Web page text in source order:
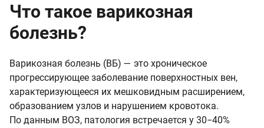
Что такое варикозная
болезнь?
Варикозная болезнь (ВБ) — это хроническое
прогрессирующее заболевание поверхностных вен,
характеризующееся их мешковидным расширением,
образованием узлов и нарушением кровотока.
По данным ВОЗ, патология встречается у 30−40%